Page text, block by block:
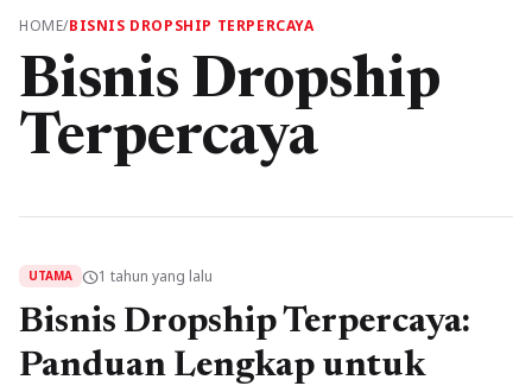
HOME/BISNIS DROPSHIP TERPERCAYA
Bisnis Dropship
Terpercaya
UTAMA schedule1 tahun yang lalu
Bisnis Dropship Terpercaya:
Panduan Lengkap untuk